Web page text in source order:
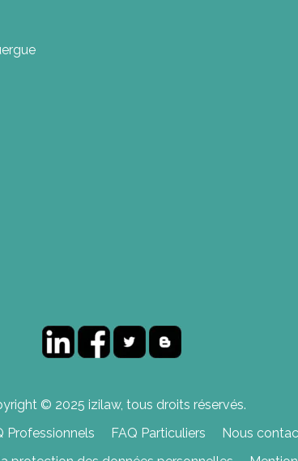
© 2025 izilaw, tous droits réservés.
Professionnels FAQ Particuliers
Nous